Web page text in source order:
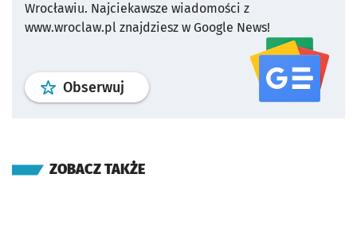
Wrocławiu. Najciekawsze wiadomości z
www.wroclaw.pl znajdziesz w Google News!
Obserwuj profil serwisu
ZOBACZ TAKŻE